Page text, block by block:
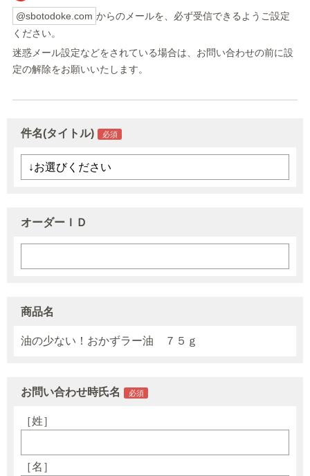
@sbotodoke.com からのメールを、必ず受信できるようご設定
ください。
迷惑メール設定などをされている場合は、お問い合わせの前に設
定の解除をお願いいたします。
件名(タイトル)
オーダーＩＤ
商品名
油の少ない！おかずラー油 ７５ｇ
お問い合わせ時氏名
［姓］
［名］